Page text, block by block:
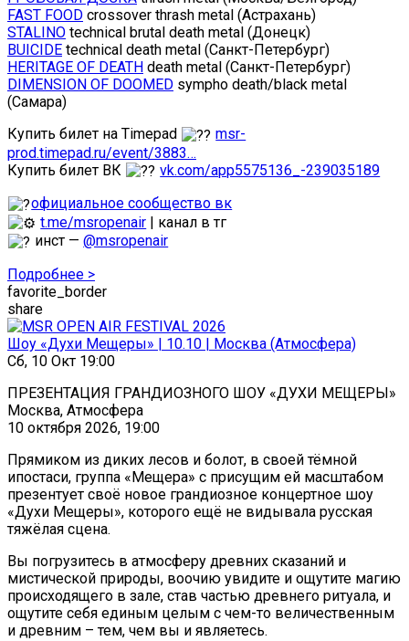
FAST FOOD crossover thrash metal (Астрахань)
STALINO technical brutal death metal (Донецк)
BUICIDE technical death metal (Санкт-Петербург)
HERITAGE OF DEATH death metal (Санкт-Петербург)
DIMENSION OF DOOMED sympho death/black metal
(Самара)
Купить билет на Timepad
msr-
prod.timepad.ru/event/3883…
Купить билет ВК
vk.com/app5575136_-239035189
официальное сообщество вк
t.me/msropenair | канал в тг
инст —@msropenair
Подробнее >
favorite_border
share
Шоу «Духи Мещеры» | 10.10 | Москва (Атмосфера)
Сб, 10 Окт 19:00
ПРЕЗЕНТАЦИЯ ГРАНДИОЗНОГО ШОУ «ДУХИ МЕЩЕРЫ»
Москва, Атмосфера
10 октября 2026, 19:00
Прямиком из диких лесов и болот, в своей тёмной
ипостаси, группа «Мещера» с присущим ей масштабом
презентует своё новое грандиозное концертное шоу
«Духи Мещеры», которого ещё не видывала русская
тяжёлая сцена.
Вы погрузитесь в атмосферу древних сказаний и
мистической природы, воочию увидите и ощутите магию
происходящего в зале, став частью древнего ритуала, и
ощутите себя единым целым с чем-то величественным
и древним – тем, чем вы и являетесь.